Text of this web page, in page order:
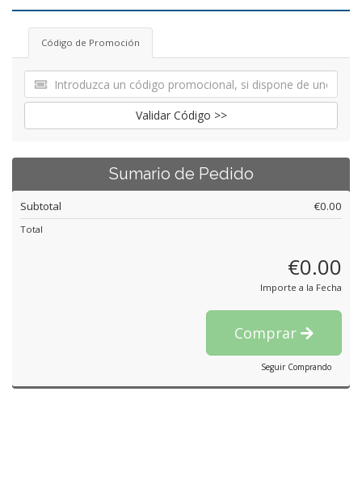
Código de Promoción
Validar Código >>
Sumario de Pedido
Subtotal €0.00
Total
€0.00
Importe a la Fecha
Comprar
Seguir Comprando